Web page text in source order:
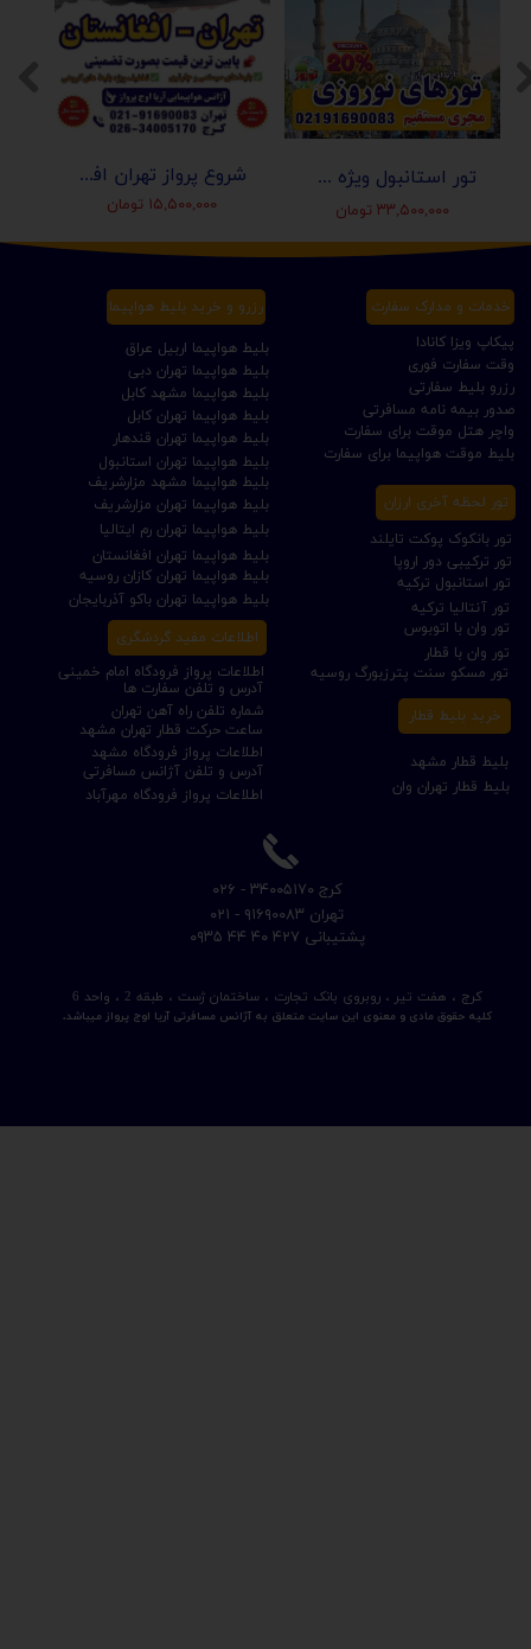
شروع پرواز تهران افغانستان (کابل-مزارشریف-هرات-قندهار)
۱۵,۵۰۰,۰۰۰ تومان
تور استانبول ویژه عید نوروز 1405 | مجری مستقیم ✈️
۳۳,۵۰۰,۰۰۰ تومان
کلیه حقوق مادی و معنوی این سایت متعلق به آژانس مسافرتی آریا اوج پرواز میباشد.
​تهران ۹۱۶۹۰۰۸۳ - ۰۲۱
کرج ، هفت تیر ، روبروی بانک تجارت ، ساختمان ژست ، طبقه 2 ، واحد 6
​کرج ۳۴۰۰۵۱۷۰ - ۰۲۶
​پشتیبانی ۴۲۷ ۴۰ ۴۴ ۰۹۳۵
تور ترکیبی دور اروپا
رزرو بلیط سفارتی
پیکاپ ویزا کانادا
بلیط هواپیما تهران کابل
بلیط هواپیما تهران مزارشریف
بلیط هواپیما مشهد کابل
بلیط هواپیما تهران قندهار
بلیط هواپیما تهران افغانستان
بلیط هواپیما مشهد مزارشریف
بلیط قطار تهران وان
بلیط قطار مشهد
بلیط موقت هواپیما برای سفارت
واچر هتل موقت برای سفارت
بلیط هواپیما تهران رم ایتالیا
اطلاعات پرواز فرودگاه امام خمینی
بلیط هواپیما تهران دبی
بلیط هواپیما تهران باکو آذربایجان
بلیط هواپیما تهران استانبول
بلیط هواپیما تهران کازان روسیه
بلیط هواپیما اربیل عراق
صدور بیمه نامه مسافرتی
تور آنتالیا ترکیه
تور استانبول ترکیه
تور مسکو سنت پترزبورگ روسیه
تور وان با قطار
تور بانکوک پوکت تایلند
تور وان با اتوبوس
ساعت حرکت قطار تهران مشهد
خرید بلیط قطار
خدمات و مدارک سفارت رزرو و خرید بلیط هواپیما
تور لحظه آخری ارزان
شماره تلفن راه آهن تهران
وقت سفارت فوری
اطلاعات پرواز فرودگاه مهرآباد
اطلاعات پرواز فرودگاه مشهد
آدرس و تلفن سفارت ها
آدرس و تلفن آژانس مسافرتی
اطلاعات مفید گردشگری